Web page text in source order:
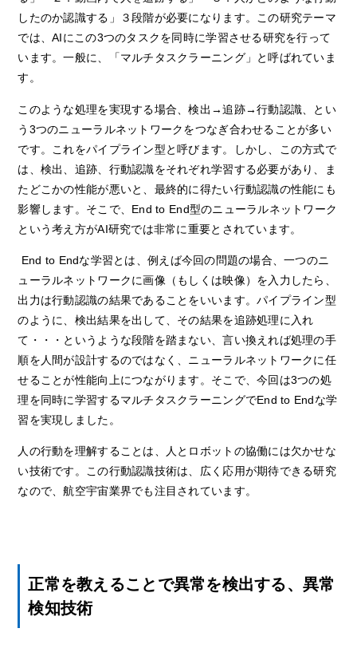
したのか認識する」３段階が必要になります。この研究テーマ
では、AIにこの3つのタスクを同時に学習させる研究を行って
います。一般に、「マルチタスクラーニング」と呼ばれていま
す。
このような処理を実現する場合、検出→追跡→行動認識、とい
う 3つのニューラルネットワークをつなぎ合わせることが多い
です。これをパイプライン型と呼びます。しかし、この方式で
は、検出、追跡、行動認識をそれぞれ学習する必要があり、ま
たどこかの性能が悪いと、最終的に得たい行動認識の性能にも
影響します。そこで、 End to End型のニューラルネットワーク
という考え方がAI研究では非常に重要とされています。
End to Endな学習とは、例えば今回の問題の場合、一つのニ
ューラルネットワークに画像（もしくは映像）を入力したら、
出力は行動認識の結果であることをいいます。パイプライン型
のように、検出結果を出して、その結果を追跡処理に入れ
て・・・というような段階を踏まない、言い換えれば処理の手
順を人間が設計するのではなく、ニューラルネットワークに任
せることが性能向上につながります。そこで、今回は3つの処
理を同時に学習するマルチタスクラーニングでEnd to Endな学
習を実現しました。
人の行動を理解することは、人とロボットの協働には欠かせな
い技術です。この行動認識技術は、広く応用が期待できる研究
なので、航空宇宙業界でも注目されています。
正常を教えることで異常を検出する、異常
検知技術